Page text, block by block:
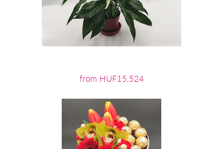
from HUF15,524